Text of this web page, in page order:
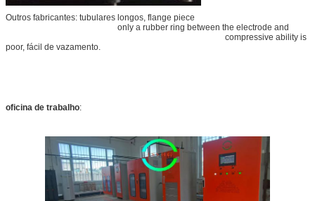
Outros fabricantes: tubulares longos, flange piece
only a rubber ring between the electrode and
compressive ability is
poor, fácil de vazamento.
oficina de trabalho: